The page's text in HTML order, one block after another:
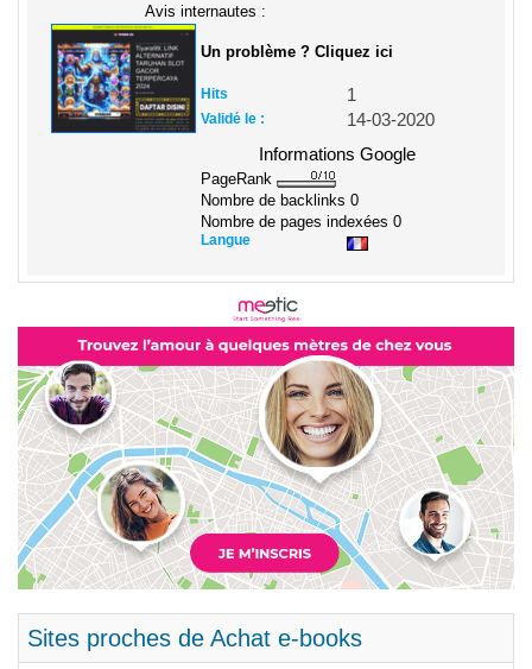
Avis internautes :
Un problème ? Cliquez ici
Hits 1
Validé le :
14-03-2020
Informations Google
PageRank
Nombre de backlinks 0
Nombre de pages indexées 0
Langue
Sites proches de Achat e-books